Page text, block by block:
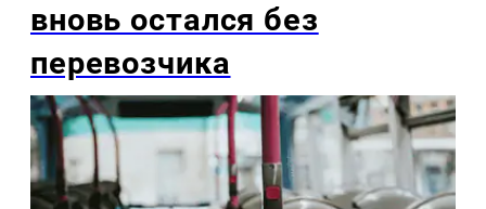
вновь остался без
перевозчика